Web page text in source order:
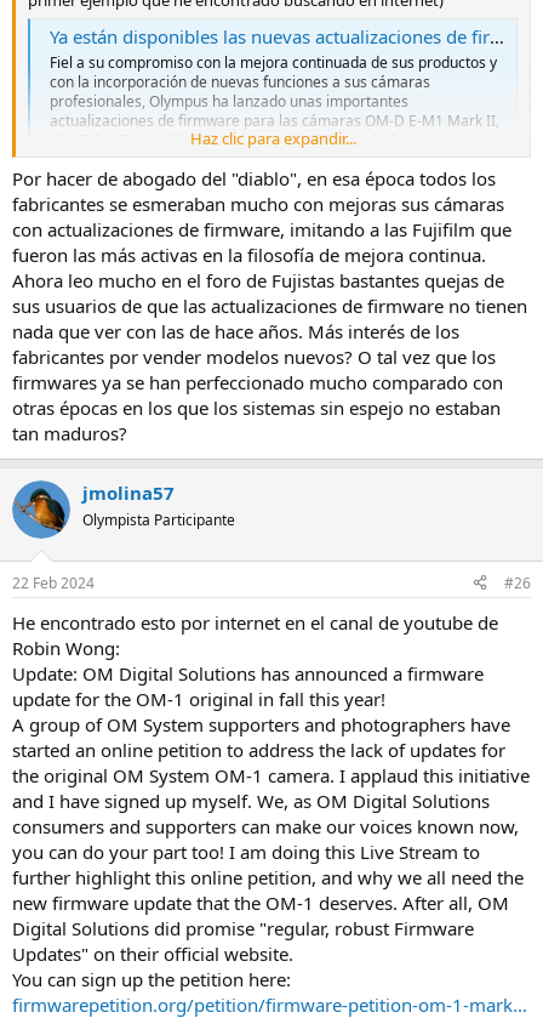
Ya están disponibles las nuevas actualizaciones de firmware para la OM-D E-M1 Mark II, OM-D E-M5 Mark II y PEN-F de Olympus.
Fiel a su compromiso con la mejora continuada de sus productos y
con la incorporación de nuevas funciones a sus cámaras
profesionales, Olympus ha lanzado unas importantes
actualizaciones de firmware para las cámaras OM-D E-M1 Mark II,
OM-D E-M5 Mark II y PEN-F. La versión 2.0 para la E-M1 Mark...
www.olympus.es
Haz clic para expandir...
Por hacer de abogado del "diablo", en esa época todos los
fabricantes se esmeraban mucho con mejoras sus cámaras
con actualizaciones de firmware, imitando a las Fujifilm que
fueron las más activas en la filosofía de mejora continua.
Ahora leo mucho en el foro de Fujistas bastantes quejas de
sus usuarios de que las actualizaciones de firmware no tienen
nada que ver con las de hace años. Más interés de los
fabricantes por vender modelos nuevos? O tal vez que los
firmwares ya se han perfeccionado mucho comparado con
otras épocas en los que los sistemas sin espejo no estaban
tan maduros?
jmolina57
Olympista Participante
22 Feb 2024 #26
He encontrado esto por internet en el canal de youtube de
Robin Wong:
Update: OM Digital Solutions has announced a firmware
update for the OM-1 original in fall this year!
A group of OM System supporters and photographers have
started an online petition to address the lack of updates for
the original OM System OM-1 camera. I applaud this initiative
and I have signed up myself. We, as OM Digital Solutions
consumers and supporters can make our voices known now,
you can do your part too! I am doing this Live Stream to
further highlight this online petition, and why we all need the
new firmware update that the OM-1 deserves. After all, OM
Digital Solutions did promise "regular, robust Firmware
Updates" on their official website.
You can sign up the petition here:
firmwarepetition.org/petition/firmware-petition-om-1-mark...